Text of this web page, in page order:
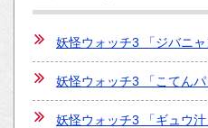
妖怪ウォッチ3 「ジバニ
妖怪ウォッチ3 「こてん
妖怪ウォッチ3 「ギュウ